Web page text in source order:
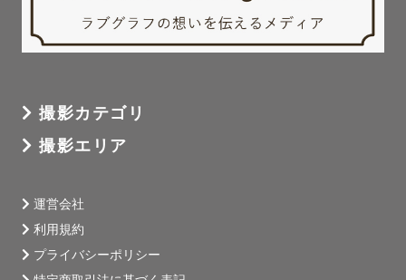
撮影カテゴリ
撮影エリア
運営会社
利用規約
プライバシーポリシー